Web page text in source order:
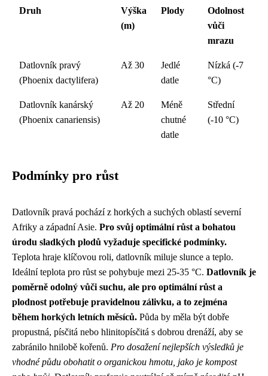
Druh
Výška
(m)
Plody
Odolnost
vůči
mrazu
Datlovník pravý
(Phoenix dactylifera)
Až 30
Jedlé
datle
Nízká (-7
°C)
Datlovník kanárský
(Phoenix canariensis)
Až 20
Méně
chutné
datle
Střední
(-10 °C)
Podmínky pro růst
Datlovník pravá pochází z horkých a suchých oblastí severní
Afriky a západní Asie. Pro svůj optimální růst a bohatou
úrodu sladkých plodů vyžaduje specifické podmínky.
Teplota hraje klíčovou roli, datlovník miluje slunce a teplo.
Ideální teplota pro růst se pohybuje mezi 25-35 °C. Datlovník je
poměrně odolný vůči suchu, ale pro optimální růst a
plodnost potřebuje pravidelnou zálivku, a to zejména
během horkých letních měsíců. Půda by měla být dobře
propustná, písčitá nebo hlinitopísčitá s dobrou drenáží, aby se
zabránilo hnilobě kořenů. Pro dosažení nejlepších výsledků je
vhodné půdu obohatit o organickou hmotu, jako je kompost